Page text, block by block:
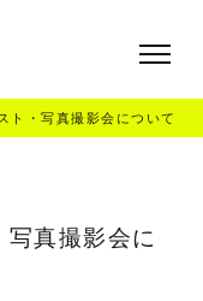
ト・写真撮影会について
真撮影会に